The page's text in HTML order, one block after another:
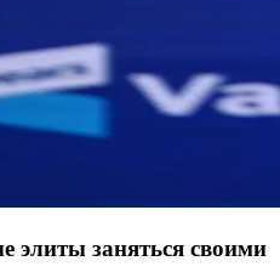
элиты заняться своими